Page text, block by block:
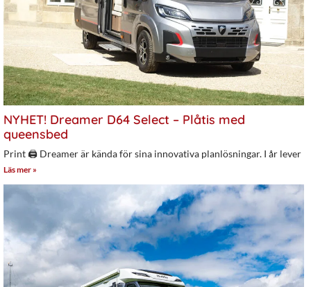
NYHET! Dreamer D64 Select – Plåtis med
queensbed
Print 🖨 Dreamer är kända för sina innovativa planlösningar. I år lever
Läs mer »